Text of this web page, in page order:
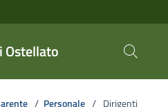
Ostellato
/ Personale / Dirigenti